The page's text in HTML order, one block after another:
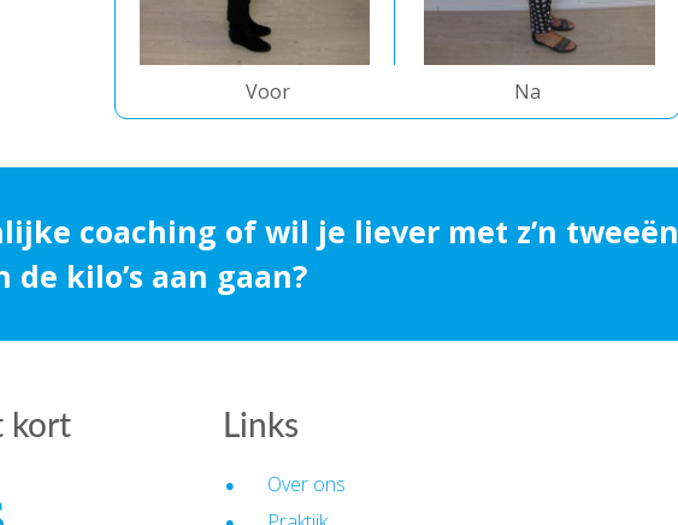
Voor Na
coaching of wil je liever met z’n tweeën
kilo’s aan gaan?
kort Links
Over ons